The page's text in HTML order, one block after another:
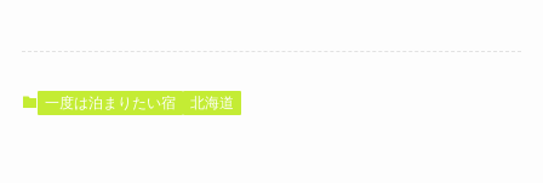
一度は泊まりたい宿 北海道